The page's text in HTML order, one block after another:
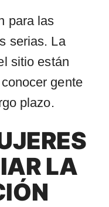
para las
serias. La
sitio están
gente
plazo.
LA